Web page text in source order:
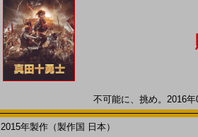
不可能に、挑め。2016
2015年製作（製作国 日本）